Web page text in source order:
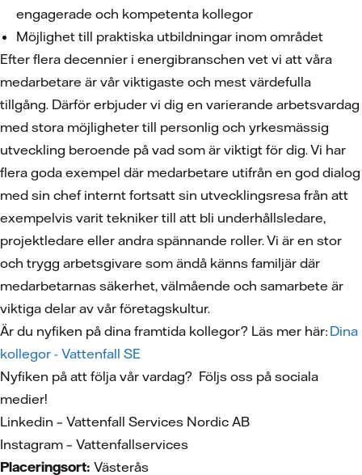
engagerade och kompetenta kollegor
Möjlighet till praktiska utbildningar inom området
Efter flera decennier i energibranschen vet vi att våra
medarbetare är vår viktigaste och mest värdefulla
tillgång. Därför erbjuder vi dig en varierande arbetsvardag
med stora möjligheter till personlig och yrkesmässig
utveckling beroende på vad som är viktigt för dig. Vi har
flera goda exempel där medarbetare utifrån en god dialog
med sin chef internt fortsatt sin utvecklingsresa från att
exempelvis varit tekniker till att bli underhållsledare,
projektledare eller andra spännande roller. Vi är en stor
och trygg arbetsgivare som ändå känns familjär där
medarbetarnas säkerhet, välmående och samarbete är
viktiga delar av vår företagskultur.
Är du nyfiken på dina framtida kollegor? Läs mer här: Dina
kollegor - Vattenfall SE
Nyfiken på att följa vår vardag? Följs oss på sociala
medier!
Linkedin – Vattenfall Services Nordic AB
Instagram – Vattenfallservices
Placeringsort: Västerås